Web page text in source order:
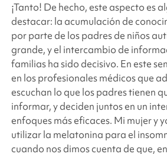
¡Tanto! De hecho, este aspecto es
destacar: la acumulación de
por parte de los padres de niños
grande, y el intercambio de
familias ha sido decisivo. En este
en los profesionales médicos que
escuchan lo que los padres tienen
informar, y deciden juntos en un
enfoques más eficaces. Mi mujer y
utilizar la melatonina para el
cuando nos dimos cuenta de que,